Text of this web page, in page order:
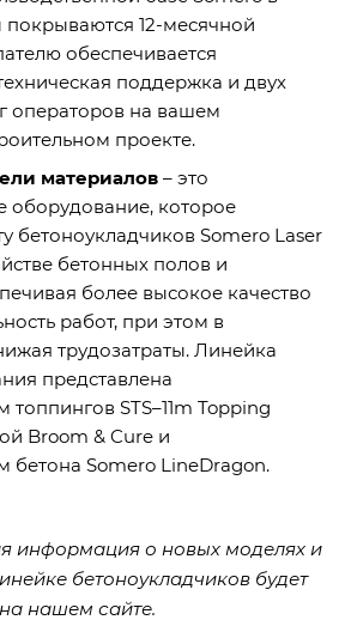
12-месячной
обеспечивается
поддержка и двух
операторов на вашем
проекте.
материалов – это
оборудование, которое
бетоноукладчиков Somero Laser
бетонных полов и
более высокое качество
работ, при этом в
трудозатраты. Линейка
представлена
топпингов STS–11m Topping
Broom & Cure и
бетона Somero LineDragon.
информация о новых моделях и
бетоноукладчиков будет
нашем сайте.